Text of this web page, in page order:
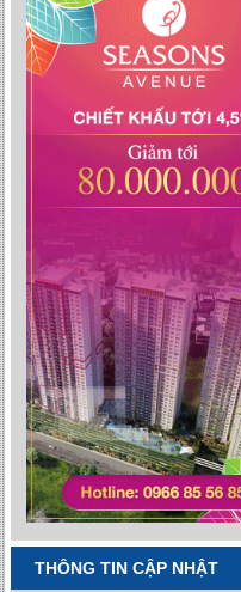
THÔNG TIN CẬP NHẬT